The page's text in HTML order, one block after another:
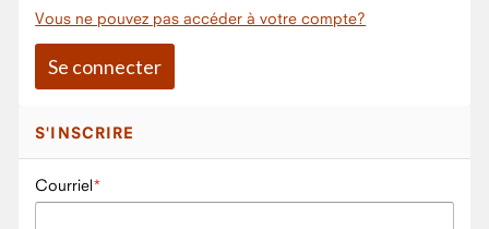
Vous ne pouvez pas accéder à votre compte?
S'INSCRIRE
Courriel